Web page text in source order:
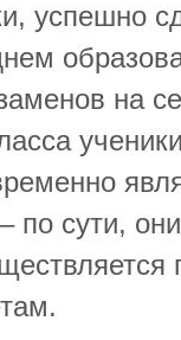
успешно
на
по сути,